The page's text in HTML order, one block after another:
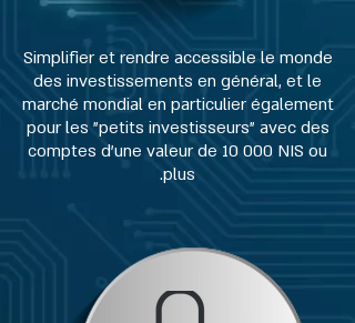
Simplifier et rendre accessible le monde
des investissements en général, et le
marché mondial en particulier également
pour les "petits investisseurs" avec des
comptes d'une valeur de 10 000 NIS ou
plus.